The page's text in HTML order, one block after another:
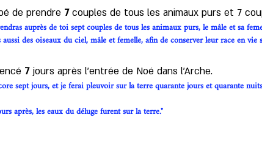
de prendre 7 couples de tous les animaux purs et 7
auprès de toi sept couples de tous les animaux purs, le mâle et sa
des oiseaux du ciel, mâle et femelle, afin de conserver leur race en
7 jours après l’entrée de Noé dans l’Arche.
sept jours, et je ferai pleuvoir sur la terre quarante jours et quarante
après, les eaux du déluge furent sur la terre."